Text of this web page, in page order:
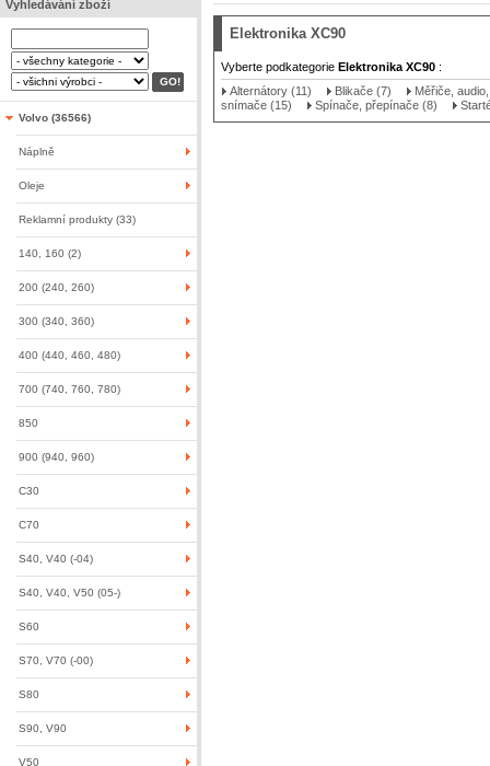
Vyhledávání zboží
Volvo (36566)
Náplně
Oleje
Reklamní produkty (33)
140, 160 (2)
200 (240, 260)
300 (340, 360)
400 (440, 460, 480)
700 (740, 760, 780)
850
900 (940, 960)
C30
C70
S40, V40 (-04)
S40, V40, V50 (05-)
S60
S70, V70 (-00)
S80
S90, V90
V50
Elektronika XC90
Vyberte podkategorie Elektronika XC90 :
Alternátory (11)
Blikače (7)
Měřiče,
snímače (15)
Spínače, přepínače (8)